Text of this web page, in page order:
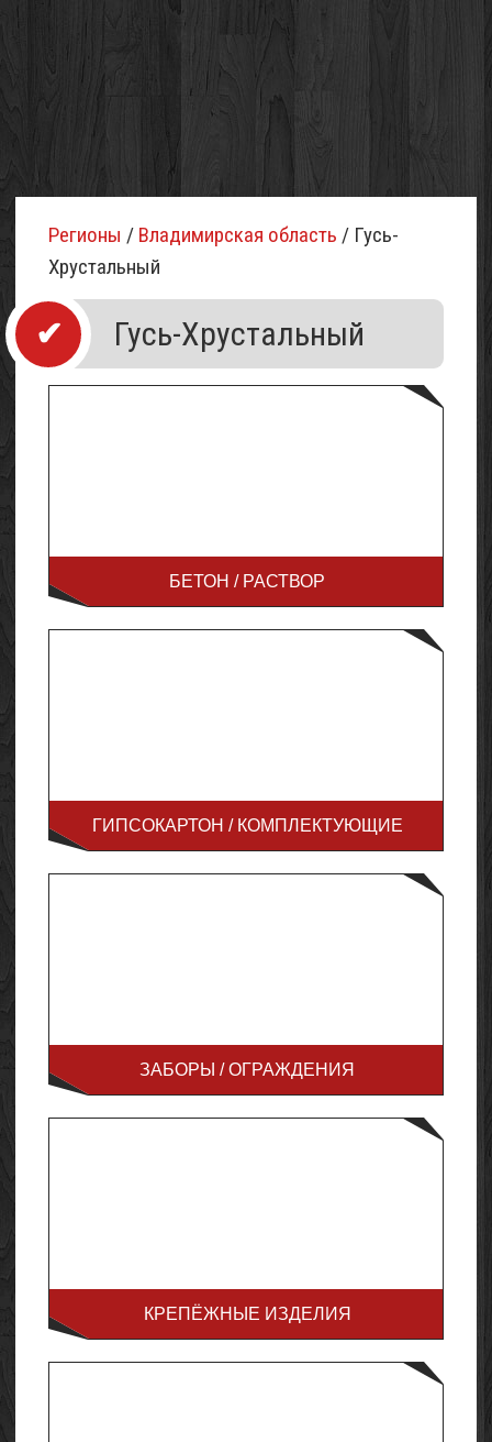
Регионы / Владимирская область / Гусь-
Хрустальный
Гусь-Хрустальный
БЕТОН / РАСТВОР
ГИПСОКАРТОН / КОМПЛЕКТУЮЩИЕ
ЗАБОРЫ / ОГРАЖДЕНИЯ
КРЕПЁЖНЫЕ ИЗДЕЛИЯ